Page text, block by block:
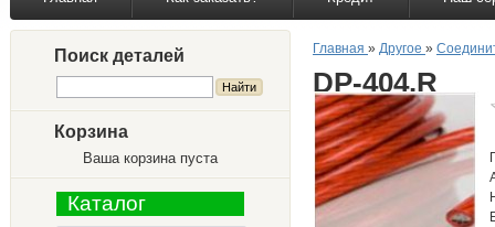
Поиск деталей
Корзина
Ваша корзина пуста
Каталог
Главная » Другое »
DP-404.R